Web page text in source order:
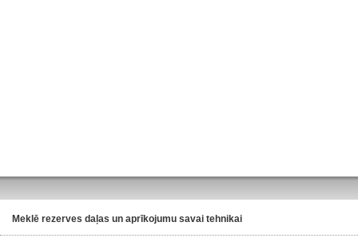
Meklē rezerves daļas un aprīkojumu savai tehnikai